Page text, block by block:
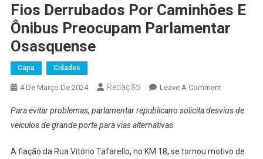
Fios Derrubados Por Caminhões E
Ônibus Preocupam Parlamentar
Osasquense
Capa Cidades
4 De Março De 2024 Redação Leave A CommentOn
Derrubados
E
Para evitar problemas, parlamentar republicano solicita desvios de
veículos de grande porte para vias alternativas
A fiação da Rua Vitório Tafarello, no KM 18, se tornou motivo de